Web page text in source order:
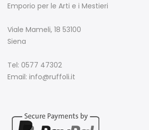
Emporio per le Arti e i Mestieri
Viale Mameli, 18 53100
Siena
Tel: 0577 47302
Email: info@ruffoli.it